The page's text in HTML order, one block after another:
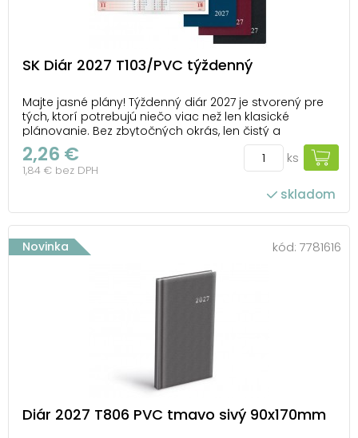
SK Diár 2027 T103/PVC týždenný
Majte jasné plány! Týždenný diár 2027 je stvorený pre
tých, ktorí potrebujú niečo viac než len klasické
plánovanie. Bez zbytočných okrás, len čistý a
prehľadný systém, ktorý vám pomôže zvládnuť aj
náročné dni. PVC povrch dodáva diáru nielen
odolnosť, ale aj moderný vzhľad, ktorý si ľahko ná...
2,26 €
1,84 € bez DPH
ks
skladom
Novinka kód: 7781616
Diár 2027 T806 PVC tmavo sivý 90x170mm